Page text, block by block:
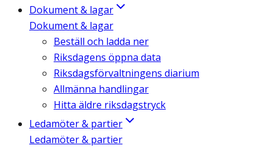
Dokument & lagar
Dokument & lagar
Beställ och ladda ner
Riksdagens öppna data
Riksdagsförvaltningens diarium
Allmänna handlingar
Hitta äldre riksdagstryck
Ledamöter & partier
Ledamöter & partier